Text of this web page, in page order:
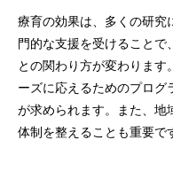
療育の効果は、多くの研究
門的な支援を受けること
との関わり方が変わります
ーズに応えるためのプログ
が求められます。また、地
体制を整えることも重要で